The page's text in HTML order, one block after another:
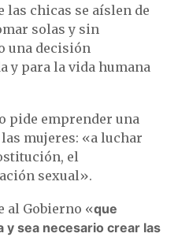
las chicas se aíslen de
solas y sin
una decisión
y para la vida humana
pide emprender una
mujeres: «a luchar
el
sexual».
al Gobierno «que
y sea necesario crear las